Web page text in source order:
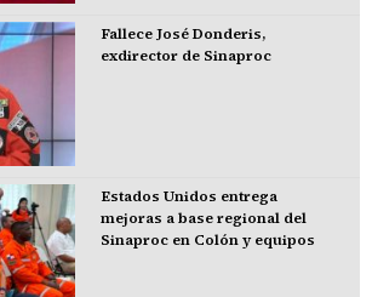
Fallece José Donderis,
exdirector de Sinaproc
Estados Unidos entrega
mejoras a base regional del
Sinaproc en Colón y equipos